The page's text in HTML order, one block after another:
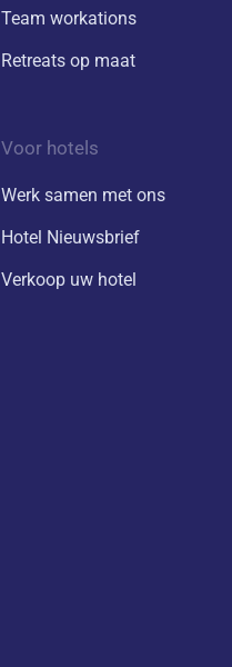
Team workations
Retreats op maat
Voor hotels
Werk samen met ons
Hotel Nieuwsbrief
Verkoop uw hotel